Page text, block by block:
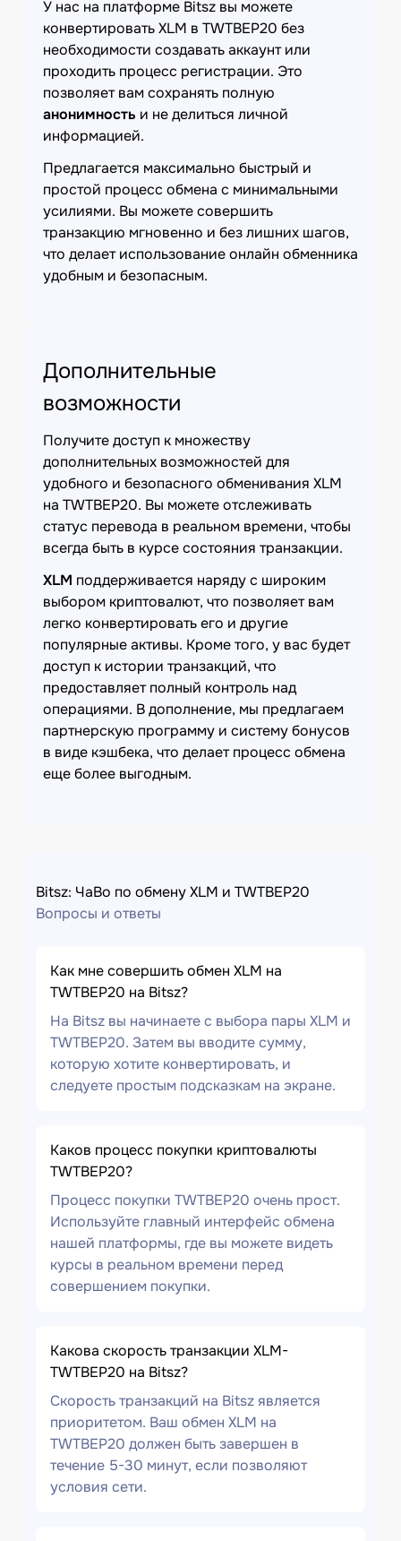
У нас на платформе Bitsz вы можете
конвертировать XLM в TWTBEP20 без
необходимости создавать аккаунт или
проходить процесс регистрации. Это
позволяет вам сохранять полную
анонимность и не делиться личной
информацией.
Предлагается максимально быстрый и
простой процесс обмена с минимальными
усилиями. Вы можете совершить
транзакцию мгновенно и без лишних шагов,
что делает использование онлайн обменника
удобным и безопасным.
Дополнительные
возможности
Получите доступ к множеству
дополнительных возможностей для
удобного и безопасного обменивания XLM
на TWTBEP20. Вы можете отслеживать
статус перевода в реальном времени, чтобы
всегда быть в курсе состояния транзакции.
XLM поддерживается наряду с широким
выбором криптовалют, что позволяет вам
легко конвертировать его и другие
популярные активы. Кроме того, у вас будет
доступ к истории транзакций, что
предоставляет полный контроль над
операциями. В дополнение, мы предлагаем
партнерскую программу и систему бонусов
в виде кэшбека, что делает процесс обмена
еще более выгодным.
Bitsz: ЧаВо по обмену XLM и TWTBEP20
Вопросы и ответы
Как мне совершить обмен XLM на
TWTBEP20 на Bitsz?
На Bitsz вы начинаете с выбора пары XLM и
TWTBEP20. Затем вы вводите сумму,
которую хотите конвертировать, и
следуете простым подсказкам на экране.
Каков процесс покупки криптовалюты
TWTBEP20?
Процесс покупки TWTBEP20 очень прост.
Используйте главный интерфейс обмена
нашей платформы, где вы можете видеть
курсы в реальном времени перед
совершением покупки.
Какова скорость транзакции XLM-
TWTBEP20 на Bitsz?
Скорость транзакций на Bitsz является
приоритетом. Ваш обмен XLM на
TWTBEP20 должен быть завершен в
течение 5-30 минут, если позволяют
условия сети.